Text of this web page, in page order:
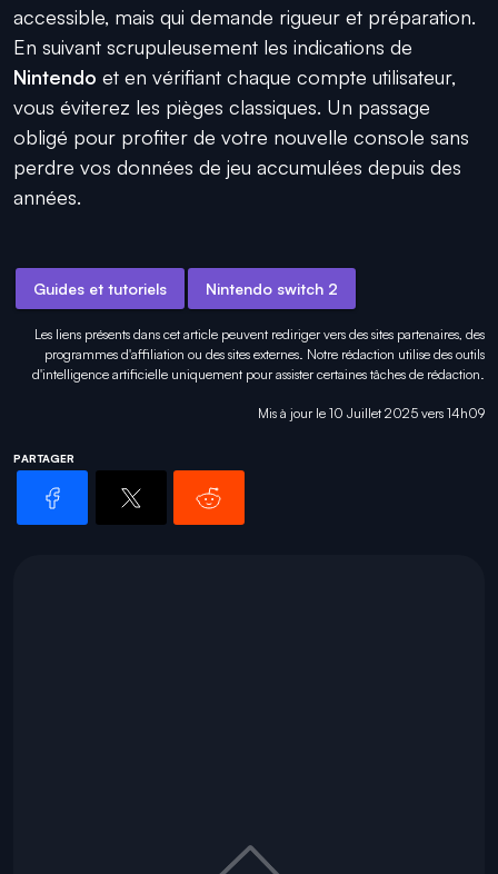
accessible, mais qui demande rigueur et préparation.
En suivant scrupuleusement les indications de
Nintendo et en vérifiant chaque compte utilisateur,
vous éviterez les pièges classiques. Un passage
obligé pour profiter de votre nouvelle console sans
perdre vos données de jeu accumulées depuis des
années.
Guides et tutoriels Nintendo switch 2
Les liens présents dans cet article peuvent rediriger vers des sites partenaires, des
programmes d'affiliation ou des sites externes. Notre rédaction utilise des outils
d'intelligence artificielle uniquement pourassister certaines tâches de rédaction.
Mis à jour le 10 Juillet 2025 vers 14h09
PARTAGER